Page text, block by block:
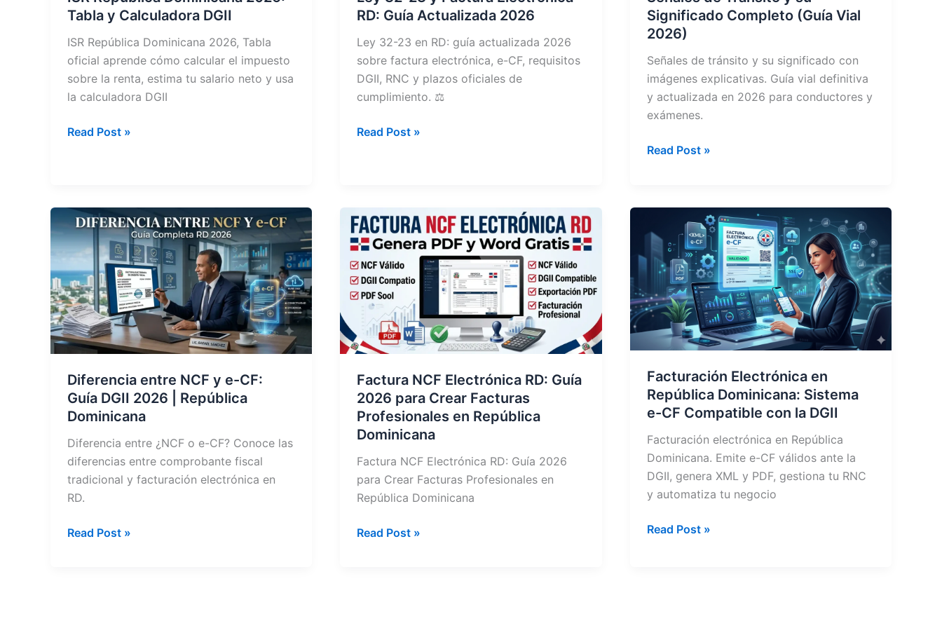
Tabla y Calculadora DGII
ISR República Dominicana 2026, Tabla
oficial aprende cómo calcular el impuesto
sobre la renta, estima tu salario neto y usa
la calculadora DGII
ISR
Tabla
y
Calculadora
DGII
Read Post »
RD: Guía Actualizada 2026
Ley 32-23 en RD: guía actualizada 2026
sobre factura electrónica, e-CF, requisitos
DGII, RNC y plazos oficiales de
cumplimiento. ⚖️
Ley
Factura
Electrónica
RD:
Guía
Actualizada
2026
Read Post »
Significado Completo (Guía Vial
2026)
Señales de tránsito y su significado con
imágenes explicativas. Guía vial definitiva
y actualizada en 2026 para conductores y
exámenes.
Señales
y
Significado
Completo
(Guía
Vial
2026)
Read Post »
Diferencia entre NCF y e-CF:
Guía DGII 2026 | República
Dominicana
Diferencia entre ¿NCF o e-CF? Conoce las
diferencias entre comprobante fiscal
tradicional y facturación electrónica en
RD.
Diferencia
Read Post »
Factura NCF Electrónica RD: Guía
2026 para Crear Facturas
Profesionales en República
Dominicana
Factura NCF Electrónica RD: Guía 2026
para Crear Facturas Profesionales en
República Dominicana
Factura
Read Post »
Facturación Electrónica en
República Dominicana: Sistema
e-CF Compatible con la DGII
Facturación electrónica en República
Dominicana. Emite e-CF válidos ante la
DGII, genera XML y PDF, gestiona tu RNC
y automatiza tu negocio
Facturación
Read Post »